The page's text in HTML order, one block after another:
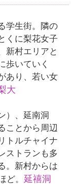
学生街。隣の
くに梨花女子
新村エリアと
歩いていく
あり、若い女
大
）、延南洞
ことから周辺
トルチャイナ
ストランも多
。新村からは
ど。 延禧洞